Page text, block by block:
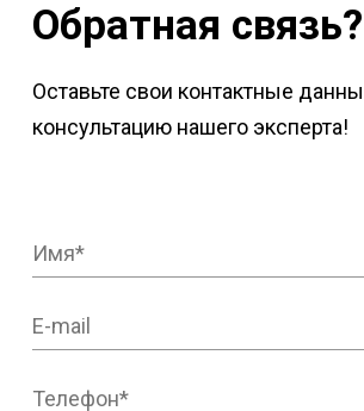
Обратная связь?
Оставьте свои контактные
консультацию нашего эксперта!